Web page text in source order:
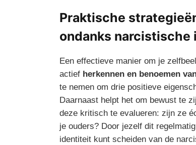
Praktische
ondanks narcistische
Een effectieve manier om je
actief herkennen en benoemen
te nemen om drie positieve
Daarnaast helpt het om bewust te
deze kritisch te evalueren: zijn ze
je ouders? Door jezelf dit
identiteit kunt scheiden van de